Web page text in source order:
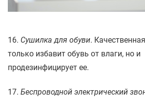
16. Сушилка для обуви.
только избавит обувь от влаги, но и
продезинфицирует ее.
17. Беспроводной электрический